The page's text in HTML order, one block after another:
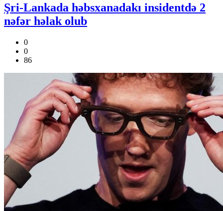
Şri-Lankada həbsxanadakı insidentdə 2
nəfər həlak olub
0
0
86